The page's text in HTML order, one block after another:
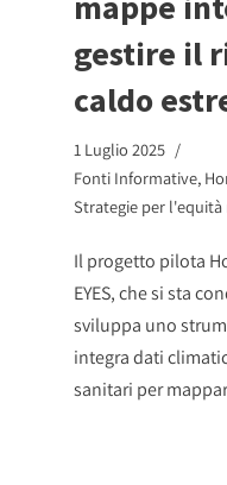
gestire il
caldo
1 Luglio 2025
Fonti Informative,
Strategie per
Il progetto pilota
EYES, che si sta
sviluppa uno
integra dati
sanitari per